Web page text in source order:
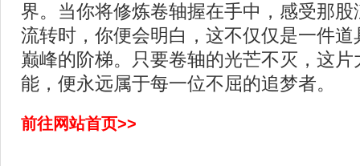
界。当你将修炼卷轴握在手中，感受那
流转时，你便会明白，这不仅仅是一件
巅峰的阶梯。只要卷轴的光芒不灭，这
能，便永远属于每一位不屈的追梦者。
前往网站首页>>